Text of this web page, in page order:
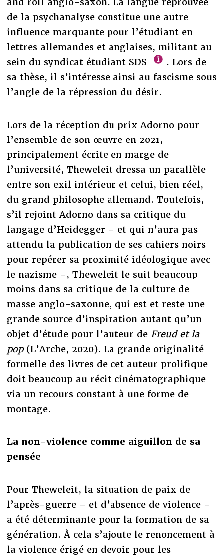
and roll anglo-saxon. La langue réprouvée
de la psychanalyse constitue une autre
influence marquante pour l’étudiant en
lettres allemandes et anglaises, militant au
sein du syndicat étudiant SDS
. Lors de
sa thèse, il s’intéresse ainsi au fascisme sous
l’angle de la répression du désir.
Lors de la réception du prix Adorno pour
l’ensemble de son œuvre en 2021,
principalement écrite en marge de
l’université, Theweleit dressa un parallèle
entre son exil intérieur et celui, bien réel,
du grand philosophe allemand. Toutefois,
s’il rejoint Adorno dans sa critique du
langage d’Heidegger – et qui n’aura pas
attendu la publication de ses cahiers noirs
pour repérer sa proximité idéologique avec
le nazisme –, Theweleit le suit beaucoup
moins dans sa critique de la culture de
masse anglo-saxonne, qui est et reste une
grande source d’inspiration autant qu’un
objet d’étude pour l’auteur deFreud et la
pop(L’Arche, 2020). La grande originalité
formelle des livres de cet auteur prolifique
doit beaucoup au récit cinématographique
via un recours constant à une forme de
montage.
La non-violence comme aiguillon de sa
pensée
Pour Theweleit, la situation de paix de
l’après-guerre – et d’absence de violence –
a été déterminante pour la formation de sa
génération. À cela s’ajoute le renoncement à
la violence érigé en devoir pour les